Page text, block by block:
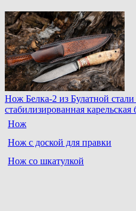
Нож Белка-2 из Булатной
стабилизированная
Нож
Нож с доской для правки
Нож со шкатулкой